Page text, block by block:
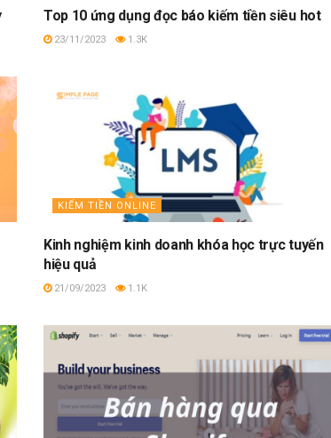
Top 10 ứng dụng đọc báo kiếm tiền siêu hot
23/11/2023 1.3K
KIẾM TIỀN ONLINE
Kinh nghiệm kinh doanh khóa học trực tuyến
hiệu quả
21/09/2023 1.1K